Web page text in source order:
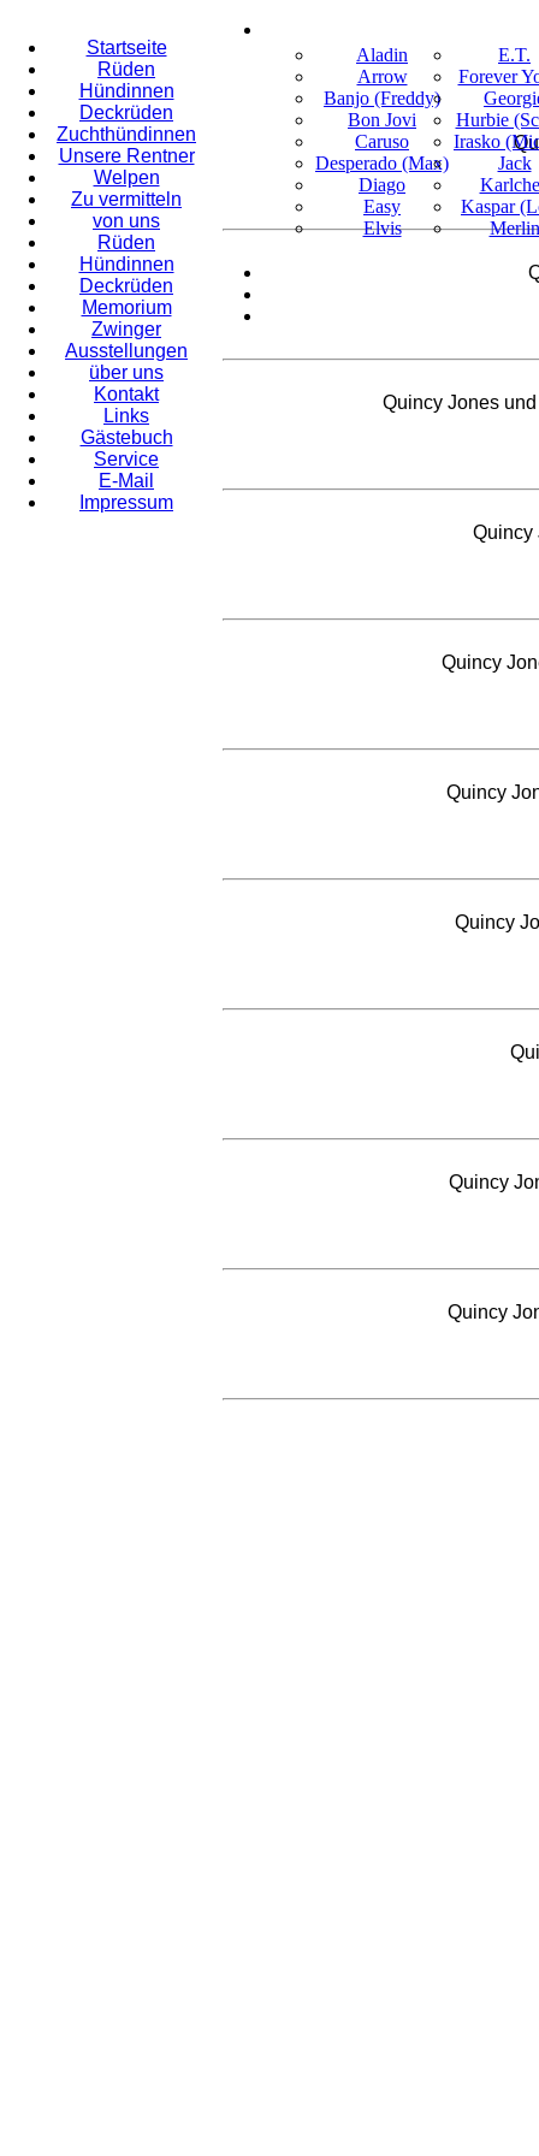
Startseite
Rüden
Hündinnen
Deckrüden
Zuchthündinnen
Unsere Rentner
Welpen
Zu vermitteln
von uns
Rüden
Hündinnen
Deckrüden
Memorium
Zwinger
Ausstellungen
über uns
Kontakt
Links
Gästebuch
Service
E-Mail
Impressum
Aladin
Arrow
Banjo (Freddy)
Bon Jovi
Caruso
Desperado (Max)
Diago
Easy
Elvis
E.T.
Forever
Hurbie
Irasko
Jack
Kaspar
Merlin
Quincy Jones
Quincy
Quincy
Quincy
Quincy
Quincy
Quincy